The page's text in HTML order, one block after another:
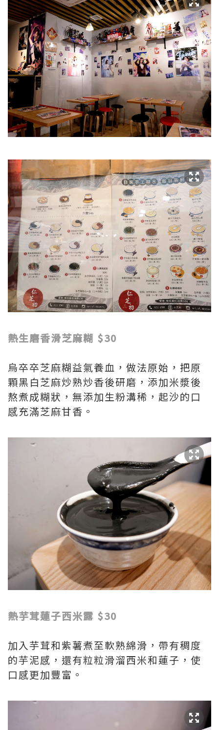
熱生磨香滑芝麻糊 $30
烏卒卒芝麻糊益氣養血，做法原始，把原
顆黑白芝麻炒熟炒香後研磨，添加米漿後
熬煮成糊狀，無添加生粉溝稀，起沙的口
感充滿芝麻甘香。
熱芋茸蓮子西米露 $30
加入芋茸和紫薯煮至軟熟綿滑，帶有稠度
的芋泥感，還有粒粒滑溜西米和蓮子，使
口感更加豐富。